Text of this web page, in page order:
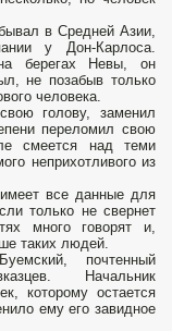
в Средней Азии,
у Дон-Карлоса.
берегах Невы, он
не позабыв только
человека.
голову, заменил
переломил свою
смеется над теми
неприхотливого из
все данные для
только не свернет
много говорят и,
таких людей.
почтенный
Начальник
которому остается
ему его завидное